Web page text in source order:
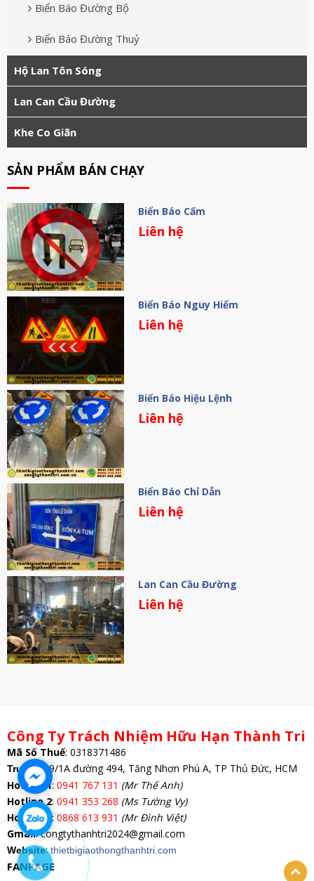
Biển Báo Đường Bộ
Biển Báo Đường Thuỷ
Hộ Lan Tôn Sóng
Lan Can Cầu Đường
Khe Co Giãn
SẢN PHẨM BÁN CHẠY
Biển Báo Cấm
Liên hệ
Biển Báo Nguy Hiểm
Liên hệ
Biển Báo Hiệu Lệnh
Liên hệ
Biển Báo Chỉ Dẫn
Liên hệ
Lan Can Cầu Đường
Liên hệ
Công Ty Trách Nhiệm Hữu Hạn Thành Tri
Mã Số Thuế: 0318371486
Trụ Sở: 69/1A đường 494, Tăng Nhơn Phú A, TP Thủ Đức, HCM
Hotline 1: 0941 767 131 (Mr Thế Anh)
Hotline 2: 0941 353 268 (Ms Tường Vy)
Hotline 3:0868 613 931 (Mr Đình Việt)
Gmail: congtythanhtri2024@gmail.com
Website:thietbigiaothongthanhtri.com
FANPAGE